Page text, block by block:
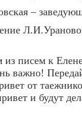
–
из писем к
важно!
от
и будут